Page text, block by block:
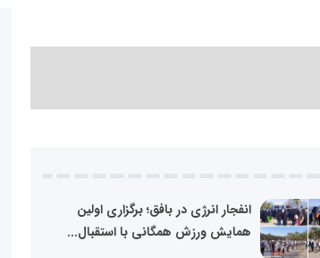
انفجار انرژی در بافق؛ برگزاری اولین
همایش ورزش همگانی با استقبال...